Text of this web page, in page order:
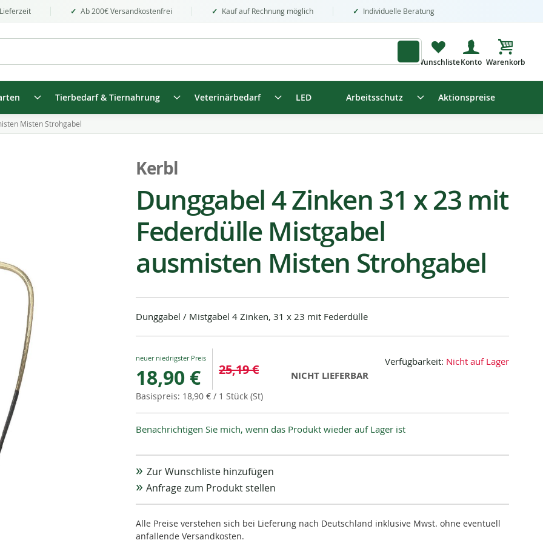
Ab 200€ Versandkostenfrei Kauf auf Rechnung möglich Individuelle Beratung
Mein
Tierbedarf & Tiernahrung Veterinärbedarf LED Arbeitsschutz Aktionspreise
Misten Strohgabel
Kerbl
Dunggabel 4 Zinken 31 x 23 mit
Federdülle Mistgabel
ausmisten Misten Strohgabel
Dunggabel / Mistgabel 4 Zinken, 31 x 23 mit Federdülle
Special
Price
18,90 € 25,19 €
18,90 € / 1 Stück (St)
Verfügbarkeit: Nicht auf Lager
NICHT LIEFERBAR
Benachrichtigen Sie mich, wenn das Produkt wieder auf Lager ist
Zur Wunschliste hinzufügen
Anfrage zum Produkt stellen
Alle Preise verstehen sich bei Lieferung nach Deutschland inklusive Mwst. ohne eventuell
anfallende Versandkosten.